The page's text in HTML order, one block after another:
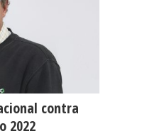
contra
2022